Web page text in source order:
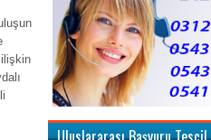
ilişkin